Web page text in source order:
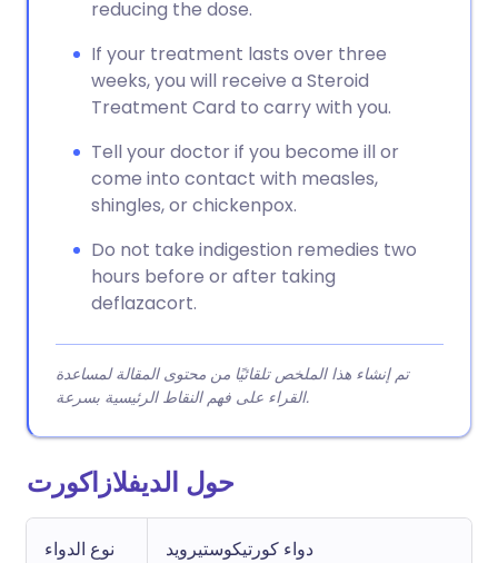
reducing the dose.
If your treatment lasts over three
weeks, you will receive a Steroid
Treatment Card to carry with you.
Tell your doctor if you become ill or
come into contact with measles,
shingles, or chickenpox.
Do not take indigestion remedies two
hours before or after taking
deflazacort.
تم إنشاء هذا الملخص تلقائيًا من محتوى المقالة لمساعدة
القراء على فهم النقاط الرئيسية بسرعة.
حول الديفلازاكورت
نوع الدواء دواء كورتيكوستيرويد